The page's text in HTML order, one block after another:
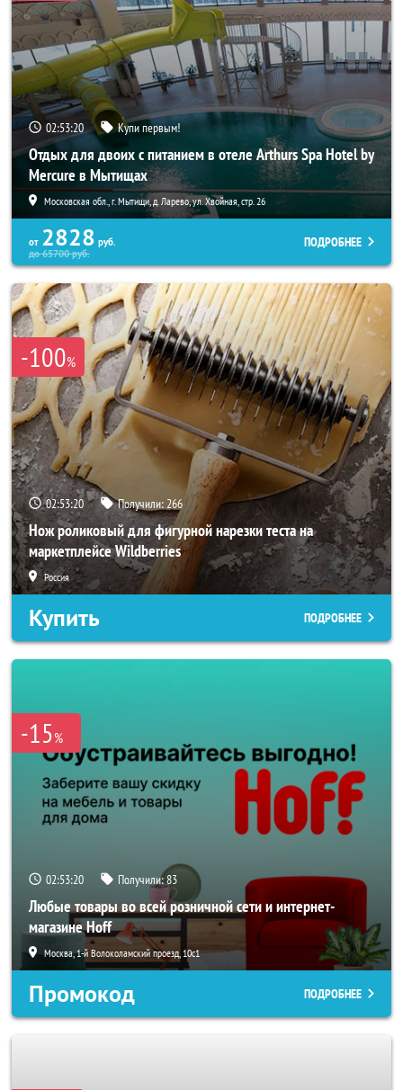
02:53:18 Купи первым!
Отдых для двоих с питанием в отеле Arthurs Spa Hotel by
Mercure в Мытищах
Московская обл., г. Мытищи, д. Ларево, ул. Хвойная, стр. 26
от 2828 руб.
до65700руб.
ПОДРОБНЕЕ
-100%
02:53:18 Получили:266
Нож роликовый для фигурной нарезки теста на
маркетплейсе Wildberries
Россия
Купить ПОДРОБНЕЕ
-15%
02:53:18 Получили:83
Любые товары во всей розничной сети и интернет-
магазине Hoff
Москва, 1-й Волоколамский проезд, 10с1
Промокод ПОДРОБНЕЕ